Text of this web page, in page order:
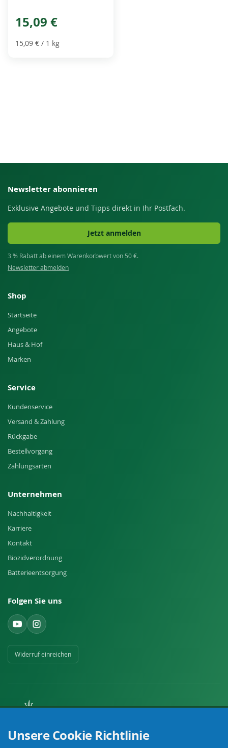
15,09 €
15,09 € / 1 kg
Newsletter abonnieren
Exklusive Angebote und Tipps direkt in Ihr Postfach.
Jetzt anmelden
3 % Rabatt ab einem Warenkorbwert von 50 €.
Newsletter abmelden
Shop
Startseite
Angebote
Haus & Hof
Marken
Service
Kundenservice
Versand & Zahlung
Rückgabe
Bestellvorgang
Zahlungsarten
Unternehmen
Nachhaltigkeit
Karriere
Kontakt
Biozidverordnung
Batterieentsorgung
Folgen Sie uns
Widerruf einreichen
Ihr Fachhandel für Landwirtschaft, Viehhaltung, Haus, Hof und Garten.
Unsere Cookie Richtlinie